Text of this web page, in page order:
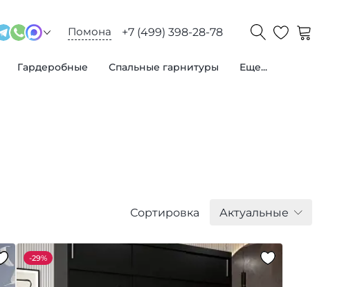
Гардеробные Спальные гарнитуры Еще...
Помона +7 (499) 398-28-78
Сортировка Актуальные
-29%